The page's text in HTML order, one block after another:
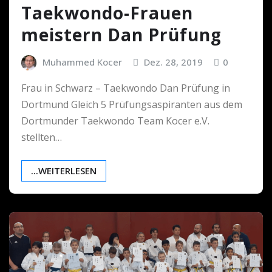
Taekwondo-Frauen
meistern Dan Prüfung
Muhammed Kocer Dez. 28, 2019 0
Frau in Schwarz – Taekwondo Dan Prüfung in
Dortmund Gleich 5 Prüfungsaspiranten aus dem
Dortmunder Taekwondo Team Kocer e.V.
stellten…
...WEITERLESEN